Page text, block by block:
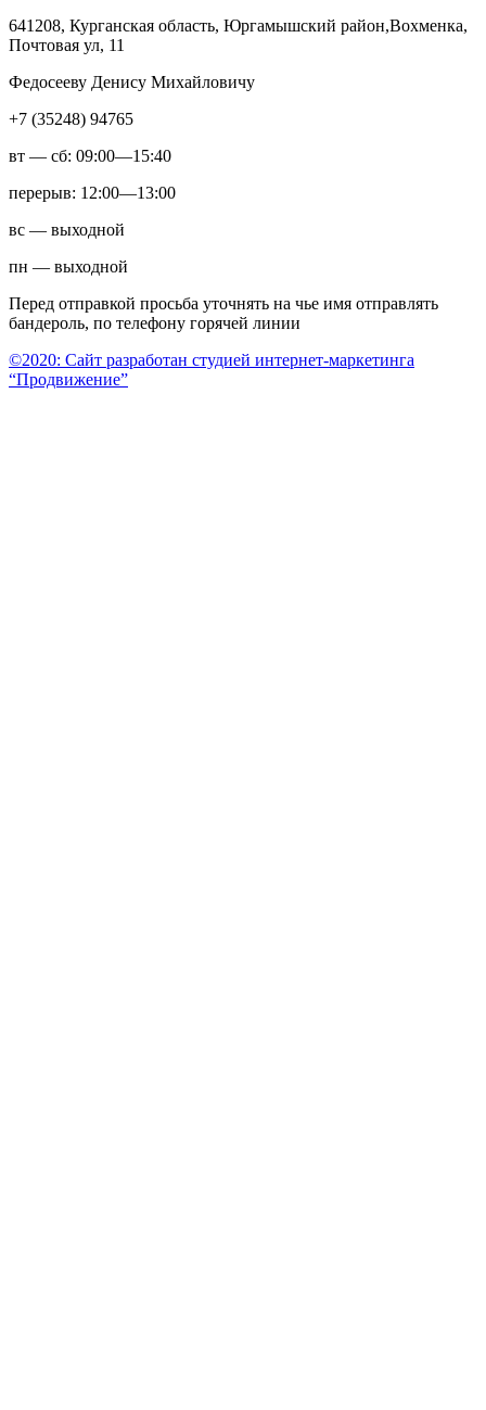
641208, Курганская область, Юргамышский район,Вохменка,
Почтовая ул, 11
Федосееву Денису Михайловичу
+7 (35248) 94765
вт — сб: 09:00—15:40
перерыв: 12:00—13:00
вс — выходной
пн — выходной
Перед отправкой просьба уточнять на чье имя отправлять
бандероль, по телефону горячей линии
©2020: Сайт разработан студией интернет-маркетинга
“Продвижение”